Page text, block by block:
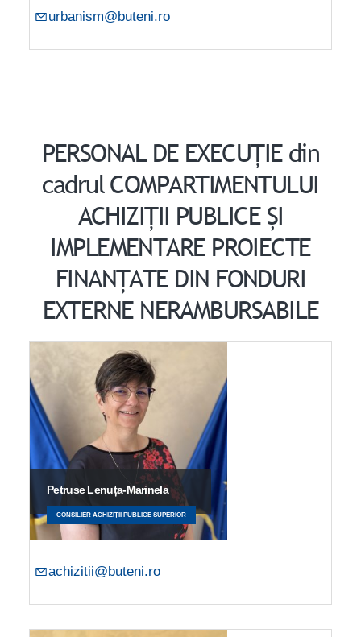
urbanism@buteni.ro
PERSONAL DE EXECUȚIE din
cadrul COMPARTIMENTULUI
ACHIZIȚII PUBLICE ȘI
IMPLEMENTARE PROIECTE
FINANȚATE DIN FONDURI
EXTERNE NERAMBURSABILE
Petruse Lenuța-Marinela
CONSILIER ACHIZIȚII PUBLICE SUPERIOR
achizitii@buteni.ro